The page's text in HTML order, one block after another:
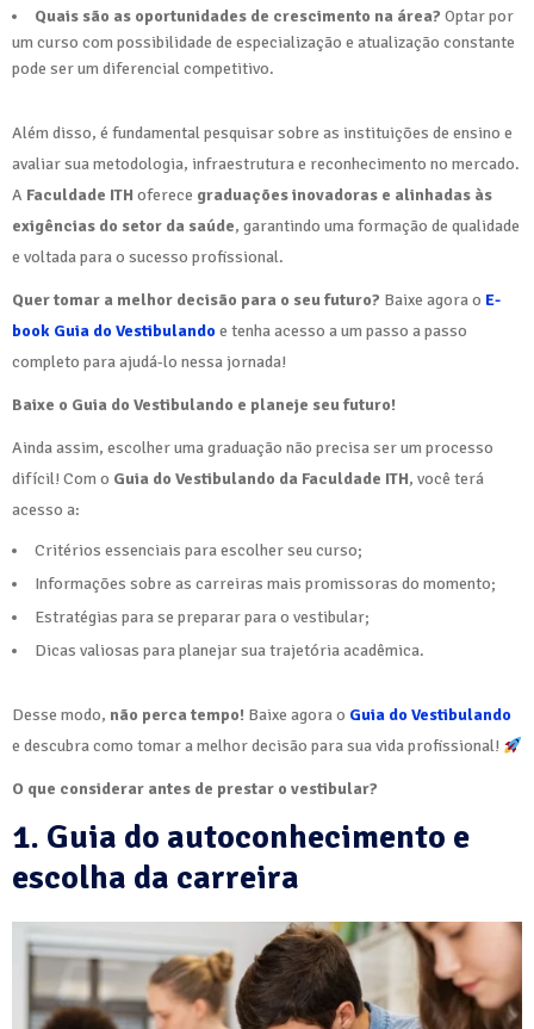
Quais são as oportunidades de crescimento na área? Optar por
um curso com possibilidade de especialização e atualização constante
pode ser um diferencial competitivo.
Além disso, é fundamental pesquisar sobre as instituições de ensino e
avaliar sua metodologia, infraestrutura e reconhecimento no mercado.
A Faculdade ITH oferece graduações inovadoras e alinhadas às
exigências do setor da saúde, garantindo uma formação de qualidade
e voltada para o sucesso profissional.
Quer tomar a melhor decisão para o seu futuro? Baixe agora o E-
book Guia do Vestibulandoe tenha acesso a um passo a passo
completo para ajudá-lo nessa jornada!
Baixe o Guia do Vestibulando e planeje seu futuro!
Ainda assim, escolher uma graduação não precisa ser um processo
difícil! Com o Guia do Vestibulando da Faculdade ITH, você terá
acesso a:
Critérios essenciais para escolher seu curso;
Informações sobre as carreiras mais promissoras do momento;
Estratégias para se preparar para o vestibular;
Dicas valiosas para planejar sua trajetória acadêmica.
Desse modo, não perca tempo! Baixe agora o Guia do Vestibulando
e descubra como tomar a melhor decisão para sua vida profissional!
O que considerar antes de prestar o vestibular?
1. Guia do autoconhecimento e
escolha da carreira